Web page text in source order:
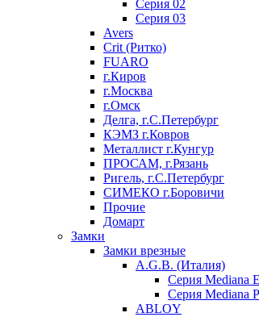
Серия 02
Серия 03
Avers
Crit (Ритко)
FUARO
г.Киров
г.Москва
г.Омск
Делга, г.С.Петербург
КЭМЗ г.Ковров
Металлист г.Кунгур
ПРОСАМ, г.Рязань
Ригель, г.С.Петербург
СИМЕКО г.Боровичи
Прочие
Домарт
Замки
Замки врезные
A.G.B. (Италия)
Серия Mediana
Серия Mediana
ABLOY